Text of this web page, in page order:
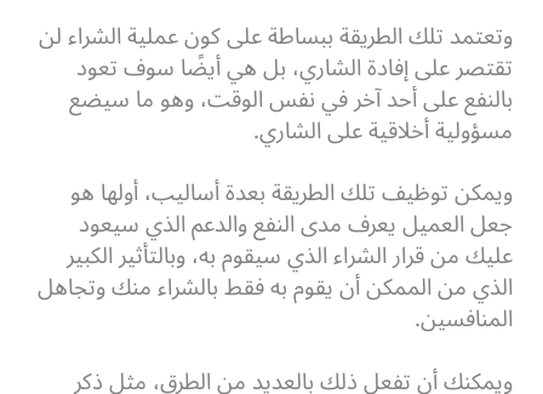
وتعتمد تلك الطريقة ببساطة على كون عملية الشراء لن
تقتصر على إفادة الشاري، بل هي أيضًا سوف تعود
بالنفع على أحد آخر في نفس الوقت، وهو ما سيضع
مسؤولية أخلاقية على الشاري.
ويمكن توظيف تلك الطريقة بعدة أساليب، أولها هو
جعل العميل يعرف مدى النفع والدعم الذي سيعود
عليك من قرار الشراء الذي سيقوم به، وبالتأثير الكبير
الذي من الممكن أن يقوم به فقط بالشراء منك وتجاهل
المنافسين.
ويمكنك أن تفعل ذلك بالعديد من الطرق، مثل ذكر